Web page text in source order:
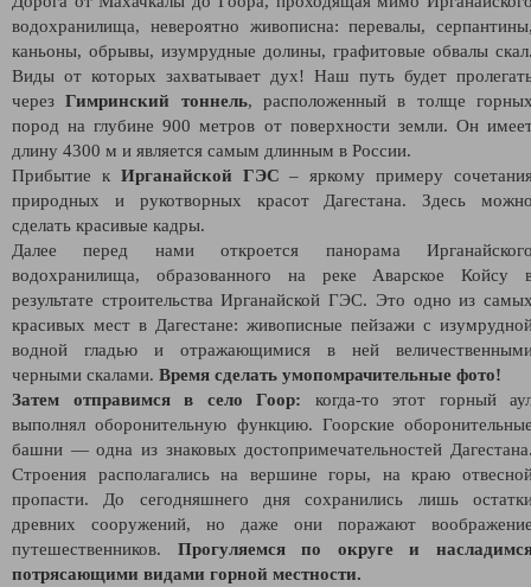
водохранилища, невероятно живописна: перевалы,
каньоны, обрывы, изумрудные долины, графитовые обвалы
Виды от которых захватывает дух! Наш путь будет
через Гимринский тоннель, расположенный в толще
пород на глубине 900 метров от поверхности земли. Он
длину 4300 м и является самым длинным в России.
Прибытие к Ирганайской ГЭС – яркому примеру
природных и рукотворных красот Дагестана. Здесь
сделать красивые кадры.
Далее перед нами откроется панорама
водохранилища, образованного на реке Аварское Койсу
результате строительства Ирганайской ГЭС. Это одно из
красивых мест в Дагестане: живописные пейзажи с
водной гладью и отражающимися в ней
черными скалами. Время сделать умопомрачительные фото!
Затем отправимся в село Гоор: когда-то этот горный
выполнял оборонительную функцию. Гоорские
башни — одна из знаковых достопримечательностей
Строения располагались на вершине горы, на краю
пропасти. До сегодняшнего дня сохранились лишь
древних сооружений, но даже они поражают
путешественников. Прогуляемся по округе и
потрясающими видами горной местности.